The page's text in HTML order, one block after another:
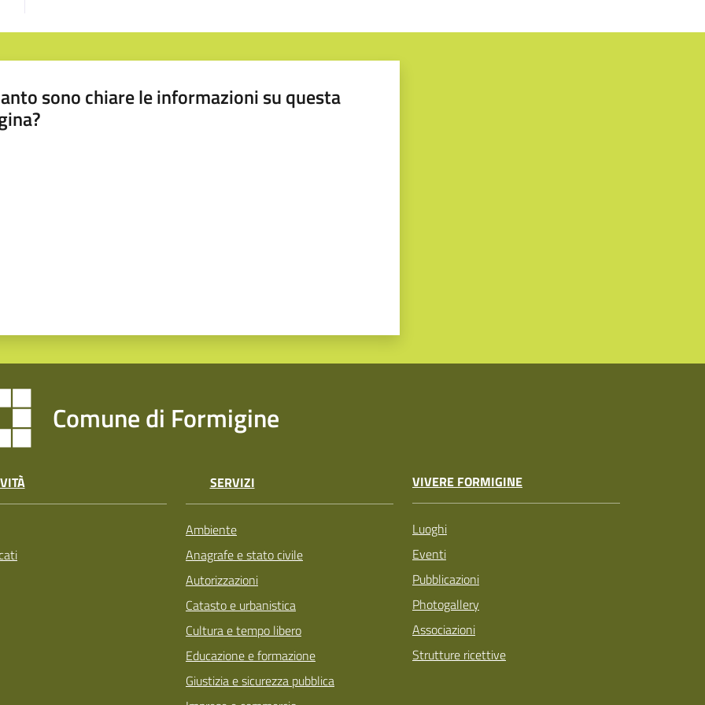
sono chiare le informazioni su questa
Comune di Formigine
SERVIZI
Ambiente
Anagrafe e stato civile
Autorizzazioni
Catasto e urbanistica
Cultura e tempo libero
Educazione e formazione
Giustizia e sicurezza pubblica
VIVERE FORMIGINE
Luoghi
Eventi
Pubblicazioni
Photogallery
Associazioni
Strutture ricettive